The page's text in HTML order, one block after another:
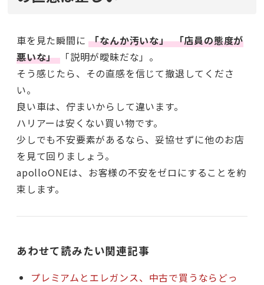
車を見た瞬間に「なんか汚いな」「店員の態度が
悪いな」 「説明が曖昧だな」。
そう感じたら、その直感を信じて撤退してくださ
い。
良い車は、佇まいからして違います。
ハリアーは安くない買い物です。
少しでも不安要素があるなら、妥協せずに他のお店
を見て回りましょう。
apolloONEは、お客様の不安をゼロにすることを約
束します。
あわせて読みたい関連記事
プレミアムとエレガンス、中古で買うならどっ